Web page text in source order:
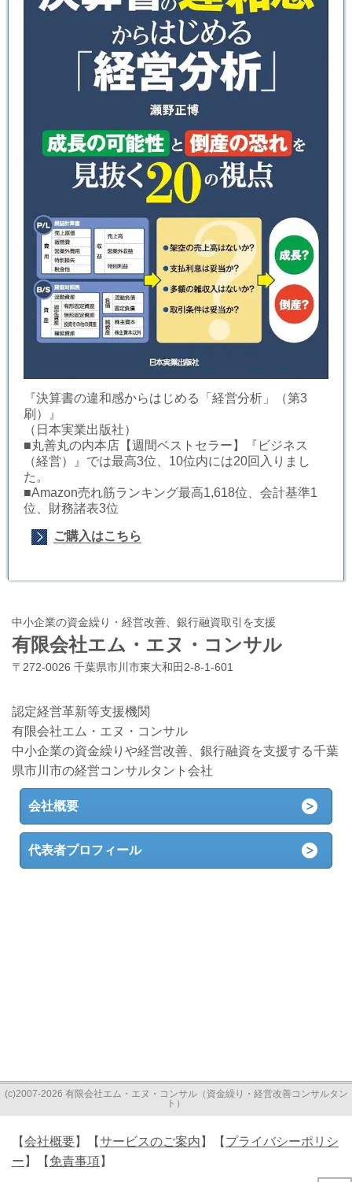
『決算書の違和感からはじめる「経営分析」（第3
刷）』
（日本実業出版社）
■丸善丸の内本店【週間ベストセラー】『ビジネス
（経営）』では最高3位、10位内には20回入りまし
た。
■Amazon売れ筋ランキング最高1,618位、会計基準1
位、財務諸表3位
ご購入はこちら
中小企業の資金繰り・経営改善、銀行融資取引を支援
有限会社エム・エヌ・コンサル
〒272-0026 千葉県市川市東大和田2-8-1-601
認定経営革新等支援機関
有限会社エム・エヌ・コンサル
中小企業の資金繰りや経営改善、銀行融資を支援する千葉
県市川市の経営コンサルタント会社
会社概要
代表者プロフィール
(c)2007-2026 有限会社エム・エヌ・コンサル（資金繰り・経営改善コンサルタン
ト）
【会社概要】【サービスのご案内 】【 プライバシーポリシ
ー 】【 免責事項】